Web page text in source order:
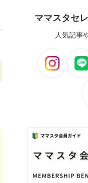
ママスタセ
人気記事